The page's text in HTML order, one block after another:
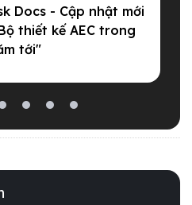
Docs - Cập nhật mới
thiết kế AEC trong
tới"